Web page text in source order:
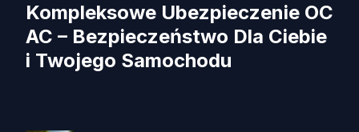
Kompleksowe Ubezpieczenie OC
AC – Bezpieczeństwo Dla Ciebie
i Twojego Samochodu